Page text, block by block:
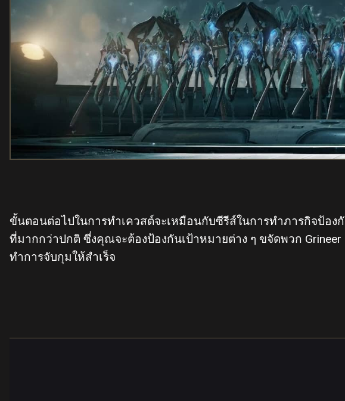
ขั้นตอนต่อไปในการทำเควสต์จะเหมือนกับซีรีส์ในการทำภารกิจป้อ
ที่มากกว่าปกติ ซึ่งคุณจะต้องป้องกันเป้าหมายต่าง ๆ ขจัดพวก
ทำการจับกุมให้สำเร็จ